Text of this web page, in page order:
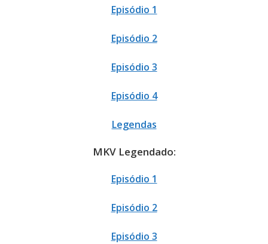
Episódio 1
Episódio 2
Episódio 3
Episódio 4
Legendas
MKV Legendado:
Episódio 1
Episódio 2
Episódio 3